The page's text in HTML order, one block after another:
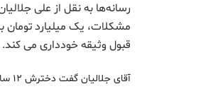
رسانه‌ها به نقل از علی
مشکلات، یک میلیارد تومان
قبول وثیقه خودداری می کند.